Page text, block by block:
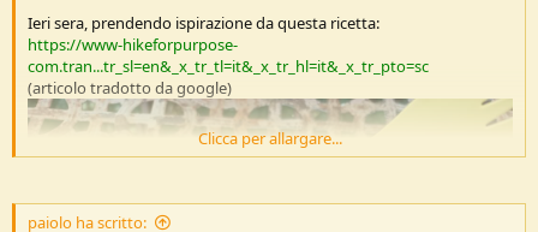
Ieri sera, prendendo ispirazione da questa ricetta:
https://www-hikeforpurpose-
com.tran...tr_sl=en&_x_tr_tl=it&_x_tr_hl=it&_x_tr_pto=sc
(articolo tradotto da google)
Clicca per allargare...
paiolo ha scritto: